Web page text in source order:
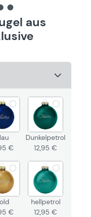
aus
€
Dunkelpetrol
12,95 €
€
hellpetrol
12,95 €